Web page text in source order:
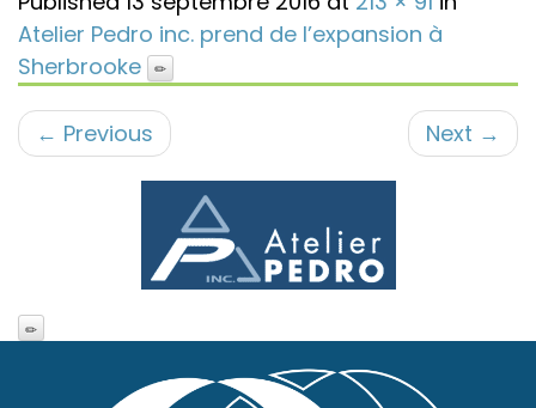
Atelier Pedro inc. prend de l’expansion à
Sherbrooke
← Previous Next →